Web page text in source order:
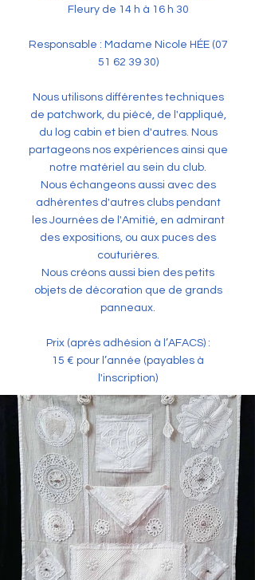
Fleury de 14 h à 16 h 30
Responsable : Madame Nicole HÉE (07
51 62 39 30)
Nous utilisons différentes techniques
de patchwork, du piécé, de l'appliqué,
du log cabin et bien d'autres. Nous
partageons nos expériences ainsi que
notre matériel au sein du club.
Nous échangeons aussi avec des
adhérentes d'autres clubs pendant
les Journées de l'Amitié, en admirant
des expositions, ou aux puces des
couturières.
Nous créons aussi bien des petits
objets de décoration que de grands
panneaux.
Prix (après adhésion à l’AFACS) :
15 € pour l’année (payables à
l'inscription)